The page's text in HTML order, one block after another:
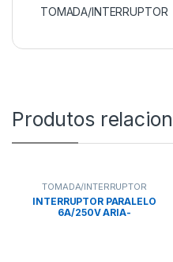
TOMADA/INTERRUPTOR
Produtos
TOMADA/INTERRUPTOR
INTERRUPTOR PARALELO
6A/250V ARIA-